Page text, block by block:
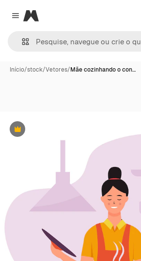
Close menu
Magnific
Início/stock/Vetores/Mãe cozinhando o con…
Premium